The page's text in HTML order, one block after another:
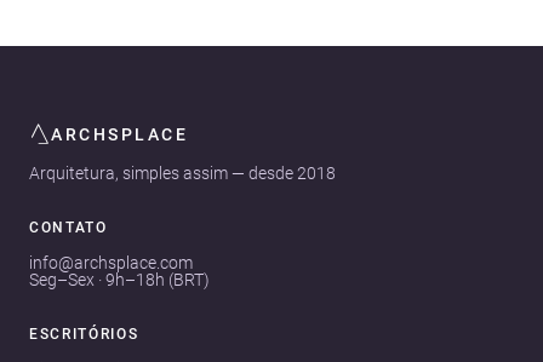
ARCHSPLACE
Arquitetura, simples assim — desde 2018
CONTATO
info@archsplace.com
Seg–Sex · 9h–18h (BRT)
ESCRITÓRIOS